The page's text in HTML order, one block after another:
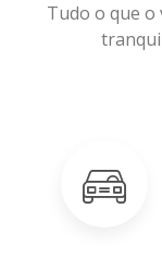
Tudo o que o